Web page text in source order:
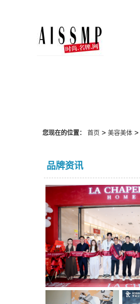
您现在的位置： 首页> 美容美体>
品牌资讯